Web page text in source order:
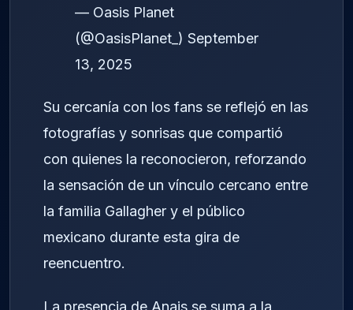
— Oasis Planet
(@OasisPlanet_) September
13, 2025
Su cercanía con los fans se reflejó en las
fotografías y sonrisas que compartió
con quienes la reconocieron, reforzando
la sensación de un vínculo cercano entre
la familia Gallagher y el público
mexicano durante esta gira de
reencuentro.
La presencia de Anais se suma a la